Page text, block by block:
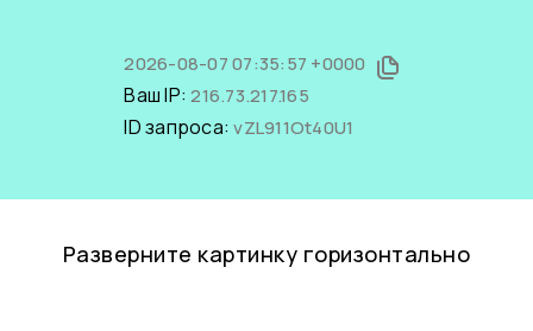
2026-08-07 07:35:57 +0000
Ваш IP:216.73.217.165
ID запроса:vZL911Ot40U1
Разверните картинку горизонтально